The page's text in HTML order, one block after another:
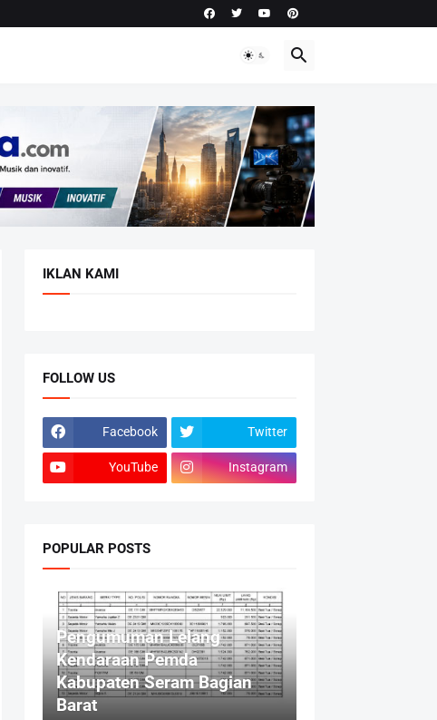
IKLAN KAMI
FOLLOW US
Facebook Twitter
YouTube Instagram
POPULAR POSTS
Pengumuman Lelang
Kendaraan Pemda
Kabupaten Seram Bagian
Barat